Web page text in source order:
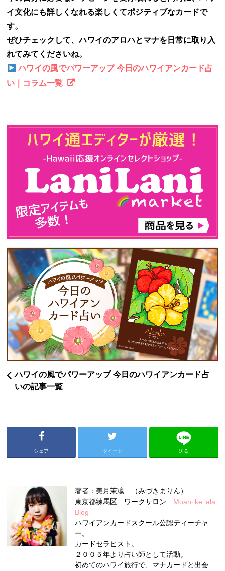
イ文化にも詳しくなれる楽しくてポジティブなカードで
す。
ぜひチェックして、ハワイのアロハとマナを日常に取り入
れてみてくださいね。
ハワイの風でパワーアップ 今日のハワイアンカード占
い｜コラム一覧
ハワイの風でパワーアップ 今日のハワイアンカード占
いの記事一覧
シェア ツイート 送る
著者：美月茉凜 （みづきまりん）
東京都練馬区 ワークサロン Moani ke 'ala
Blog
ハワイアンカードスクール公認ティーチャ
ー。
カードセラピスト。
２００５年より占い師として活動。
初めてのハワイ旅行で、マナカードと出会